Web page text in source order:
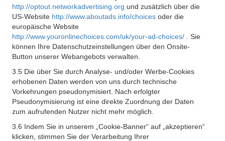
http://optout.networkadvertising.org und zusätzlich über die
US-Website http://www.aboutads.info/choices oder die
europäische Website
http://www.youronlinechoices.com/uk/your-ad-choices/
. Sie
können Ihre Datenschutzeinstellungen über den Onsite-
Button unserer Webangebots verwalten.
3.5 Die über Sie durch Analyse- und/oder Werbe-Cookies
erhobenen Daten werden von uns durch technische
Vorkehrungen pseudonymisiert. Nach erfolgter
Pseudonymisierung ist eine direkte Zuordnung der Daten
zum aufrufenden Nutzer nicht mehr möglich.
3.6 Indem Sie in unserem „Cookie-Banner“ auf „akzeptieren“
klicken, stimmen Sie der Verarbeitung Ihrer